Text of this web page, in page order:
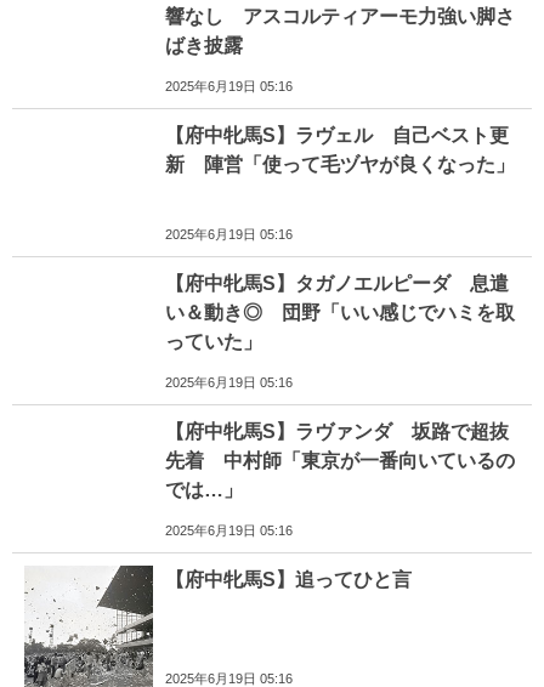
響なし アスコルティアーモ力強い脚さ
ばき披露
2025年6月19日 05:16
【府中牝馬S】ラヴェル 自己ベスト更
新 陣営「使って毛ヅヤが良くなった」
2025年6月19日 05:16
【府中牝馬S】タガノエルピーダ 息遣
い＆動き◎ 団野「いい感じでハミを取
っていた」
2025年6月19日 05:16
【府中牝馬S】ラヴァンダ 坂路で超抜
先着 中村師「東京が一番向いているの
では…」
2025年6月19日 05:16
【府中牝馬S】追ってひと言
2025年6月19日 05:16